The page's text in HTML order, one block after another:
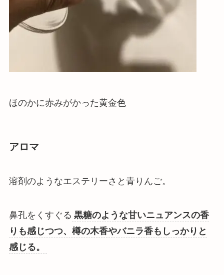
ほのかに赤みがかった黄金色
アロマ
溶剤のようなエステリーさと青りんご。
鼻孔をくすぐる 黒糖のような甘いニュアンスの香
りも感じつつ、樽の木香やバニラ香もしっかりと
感じる。